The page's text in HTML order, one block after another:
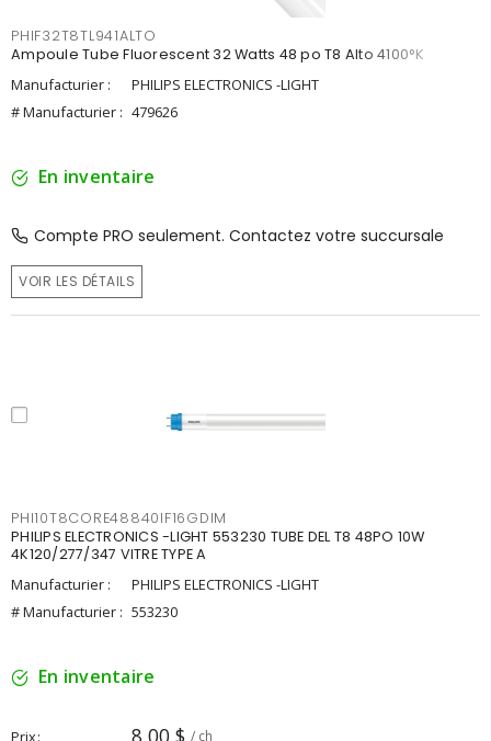
PHIF32T8TL941ALTO
Ampoule Tube Fluorescent 32 Watts 48 po T8 Alto 4100°K
Manufacturier :
PHILIPS ELECTRONICS -LIGHT
# Manufacturier : 479626
En inventaire
Compte PRO seulement. Contactez votre succursale
VOIR LES DÉTAILS
PHI10T8CORE48840IF16GDIM
PHILIPS ELECTRONICS -LIGHT 553230 TUBE DEL T8 48PO 10W
4K120/277/347 VITRE TYPE A
Manufacturier :
PHILIPS ELECTRONICS -LIGHT
# Manufacturier : 553230
En inventaire
Prix 8,00 $ / ch